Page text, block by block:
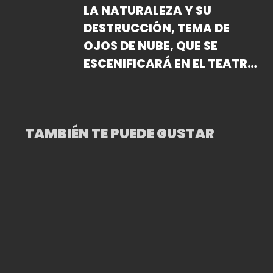
LA NATURALEZA Y SU
DESTRUCCIÓN, TEMA DE
OJOS DE NUBE, QUE SE
ESCENIFICARÁ EN EL TEATRO
TAMBIÉN TE PUEDE GUSTAR